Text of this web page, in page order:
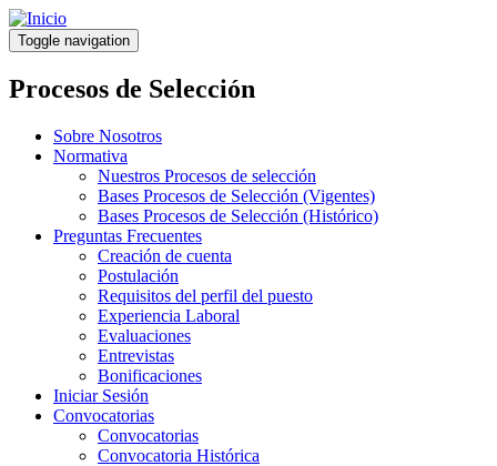
Pasar
al
contenido
principal
Toggle navigation
Procesos de Selección
Sobre Nosotros
Normativa
Nuestros Procesos de selección
Bases Procesos de Selección (Vigentes)
Bases Procesos de Selección (Histórico)
Preguntas Frecuentes
Creación de cuenta
Postulación
Requisitos del perfil del puesto
Experiencia Laboral
Evaluaciones
Entrevistas
Bonificaciones
Iniciar Sesión
Convocatorias
Convocatorias
Convocatoria Histórica